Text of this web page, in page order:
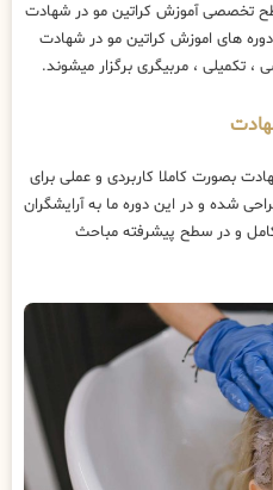
تخصصی آموزش کراتین مو در شهادت
های اموزش کراتین مو در شهادت
بصورت کاملا کاربردی و عملی برای
شده و در این دوره ما به آرایشگران
و در سطح پیشرفته مباحث